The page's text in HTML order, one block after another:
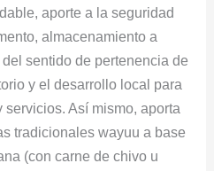
aporte a la seguridad
almacenamiento a
sentido de pertenencia de
y el desarrollo local para
Así mismo, aporta
tradicionales wayuu a base
(con carne de chivo u